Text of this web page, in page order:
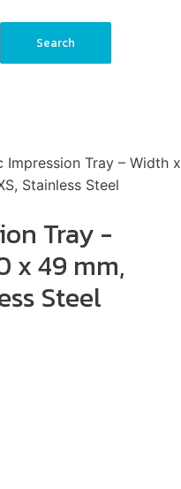
Search
Impression Tray – Width x
Stainless Steel
Tray -
x 49 mm,
Steel